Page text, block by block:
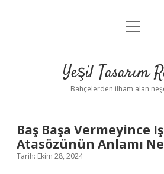
Anasayfa
Yasal Uyarı
menüyü
Yeşil Tasarım
Bahçelerden ilham alan
Baş Başa Vermeyince
Atasözünün Anlamı
Tarih: Ekim 28, 2024